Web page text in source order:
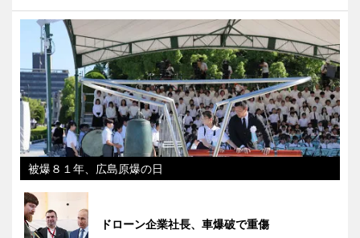
被爆８１年、広島原爆の日
ドローン企業社長、車爆破で重傷